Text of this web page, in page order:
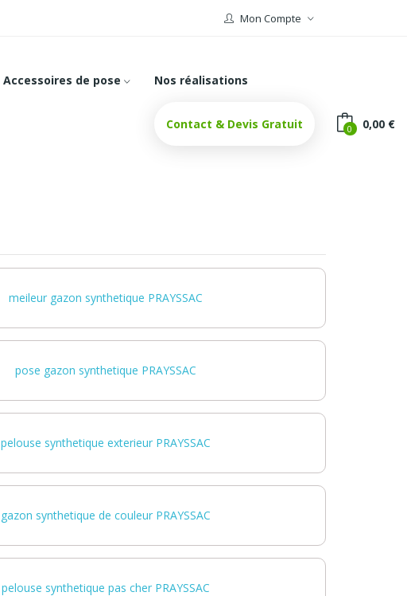
Mon Compte
Accessoires de pose Nos réalisations
Contact & Devis Gratuit 0 0,00 €
meileur gazon synthetique PRAYSSAC
pose gazon synthetique PRAYSSAC
pelouse synthetique exterieur PRAYSSAC
gazon synthetique de couleur PRAYSSAC
pelouse synthetique pas cher PRAYSSAC